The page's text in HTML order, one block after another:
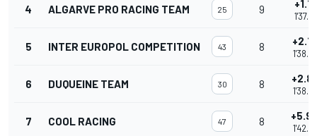
4 ALGARVE PRO RACING TEAM 25 9
5 INTER EUROPOL COMPETITION 43 8
6 DUQUEINE TEAM 30 8
7 COOL RACING 47 8